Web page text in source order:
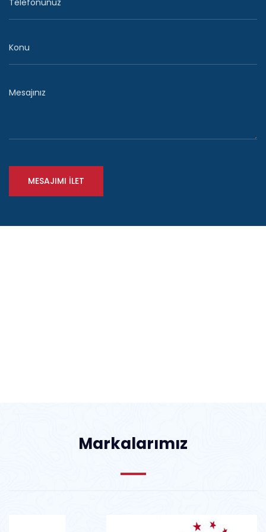
Markalarımız